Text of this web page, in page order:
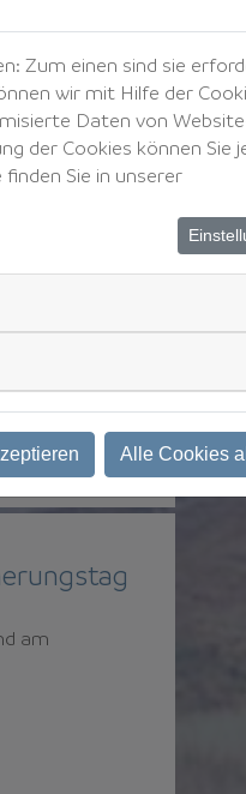
am
Zum einen sind sie
wir mit Hilfe der
Daten von
der Cookies können Sie
Sie in unserer
Alle Cookies